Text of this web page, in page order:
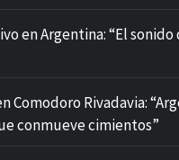
en Argentina: “El sonido
Comodoro Rivadavia:
conmueve cimientos”